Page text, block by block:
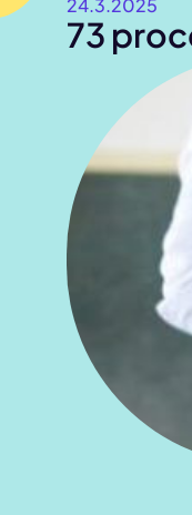
24.3.2025
73